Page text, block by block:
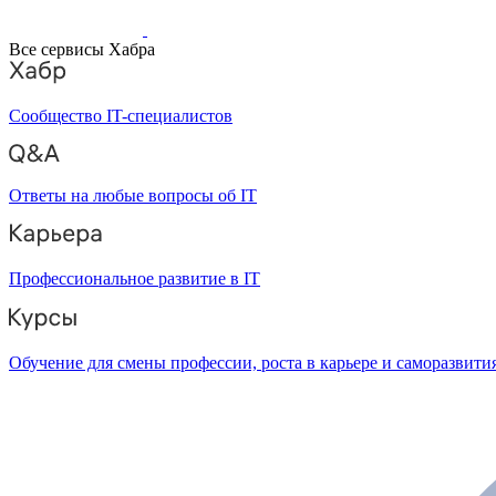
Все сервисы Хабра
Сообщество IT-специалистов
Ответы на любые вопросы об IT
Профессиональное развитие в IT
Обучение для смены профессии, роста в карьере и